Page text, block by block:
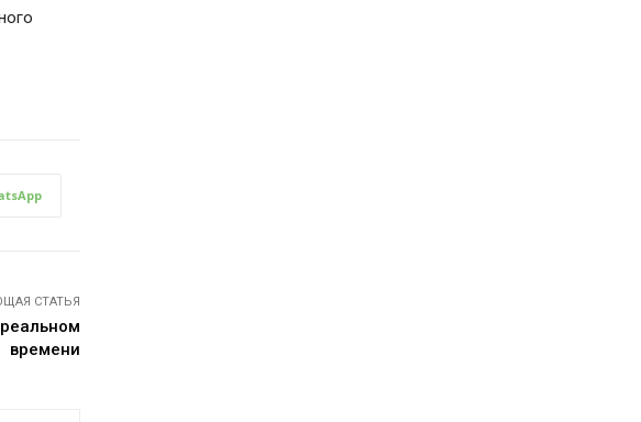
СТАТЬЯ
времени